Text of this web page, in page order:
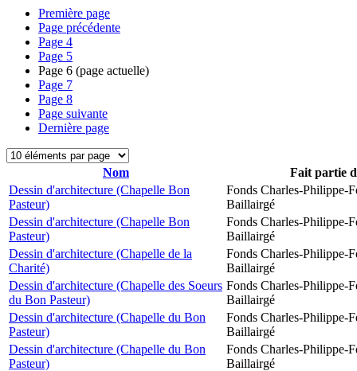
Première page
Page précédente
Page 4
Page 5
Page 6 (page actuelle)
Page 7
Page 8
Page suivante
Dernière page
Nom
Fait partie
Dessin d'architecture (Chapelle Bon
Pasteur)
Fonds Charles-Philippe-
Baillairgé
Dessin d'architecture (Chapelle Bon
Pasteur)
Fonds Charles-Philippe-
Baillairgé
Dessin d'architecture (Chapelle de la
Charité)
Fonds Charles-Philippe-
Baillairgé
Dessin d'architecture (Chapelle des Soeurs
du Bon Pasteur)
Fonds Charles-Philippe-
Baillairgé
Dessin d'architecture (Chapelle du Bon
Pasteur)
Fonds Charles-Philippe-
Baillairgé
Dessin d'architecture (Chapelle du Bon
Pasteur)
Fonds Charles-Philippe-
Baillairgé